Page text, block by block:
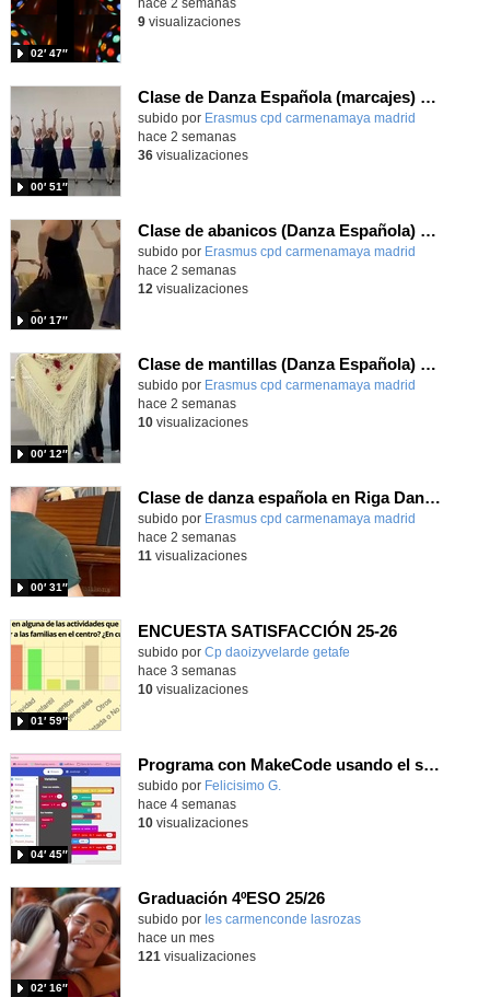
02′ 47″
hace 2 semanas
9visualizaciones
Clase de Danza Española (marcajes) en intercambio Erasmus+
Contenido educativo.
subido por Erasmus cpd carmenamaya madrid
00′ 51″
hace 2 semanas
36visualizaciones
Clase de abanicos (Danza Española) en intercambio Erasmus+
Contenido educativo.
subido por Erasmus cpd carmenamaya madrid
00′ 17″
hace 2 semanas
12 visualizaciones
Clase de mantillas (Danza Española) en intercambio Erasmus+
Contenido educativo.
subido por Erasmus cpd carmenamaya madrid
00′ 12″
hace 2 semanas
10visualizaciones
Clase de danza española en Riga Dance School Erasmus+
Contenido educativo.
subido por Erasmus cpd carmenamaya madrid
00′ 31″
hace 2 semanas
11 visualizaciones
ENCUESTA SATISFACCIÓN 25-26
Contenido educativo.
subido por Cp daoizyvelarde getafe
01′ 59″
hace 3 semanas
10visualizaciones
Programa con MakeCode usando el sensor de humedad para detectar toallitas húmedas
Contenido educativo.
subido por Felicisimo G.
04′ 45″
hace 4 semanas
10visualizaciones
Graduación 4ºESO 25/26
Contenido educativo.
subido por Ies carmenconde lasrozas
02′ 16″
-
hace un mes
121 visualizaciones